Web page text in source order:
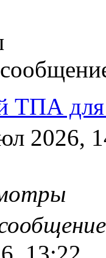
ТПА для
2026,